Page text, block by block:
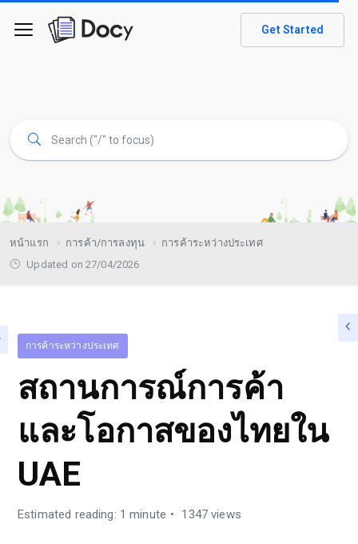
Get Started
หน้าแรก การค้า/การลงทุน
การค้าระหว่างประเทศ
Updated on 27/04/2026
การค้าระหว่างประเทศ
สถานการณ์การค้า
และโอกาสของไทยใน
UAE
Estimated reading: 1 minute 1347 views